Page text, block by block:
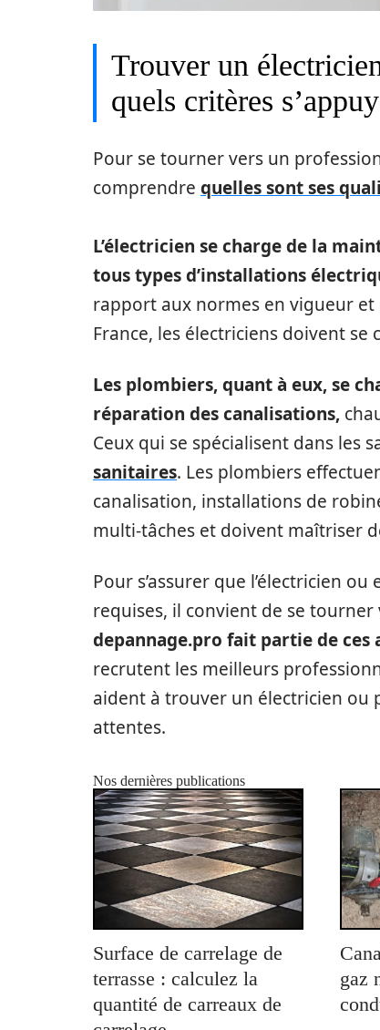
Trouver un
quels critères
Pour se tourner vers un
comprendre quelles sont ses
L’électricien se charge de la
tous types d’installations
rapport aux normes en vigueur et
France, les électriciens doivent se
Les plombiers, quant à eux, se
réparation des canalisations,
Ceux qui se spécialisent dans les
sanitaires. Les plombiers
canalisation, installations de
multi-tâches et doivent maîtriser
Pour s’assurer que l’électricien
requises, il convient de se tourner
depannage.pro fait partie de
recrutent les meilleurs
aident à trouver un électricien ou
attentes.
Nos dernières publications
Surface de carrelage de
terrasse : calculez la
quantité de carreaux de
gaz